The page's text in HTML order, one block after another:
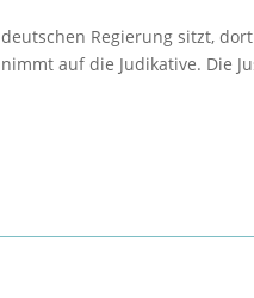
Regierung sitzt, dort
auf die Judikative. Die